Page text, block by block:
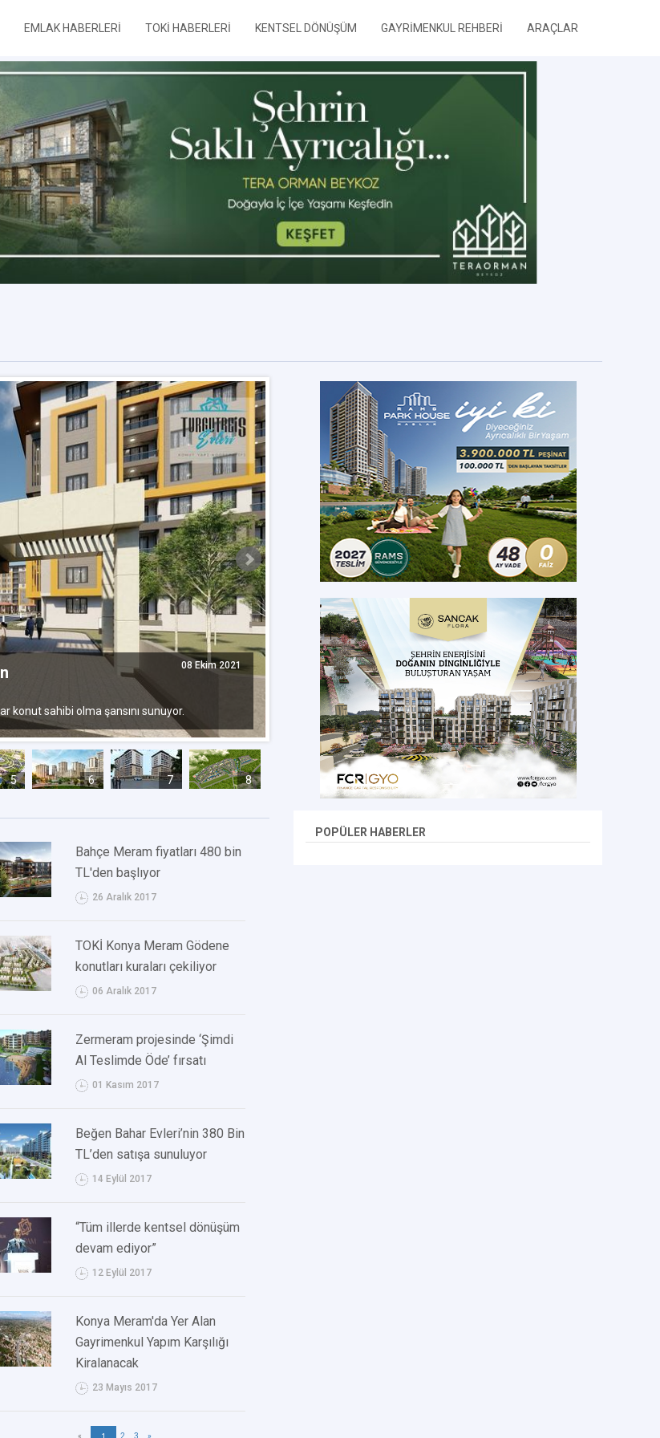
EMLAK HABERLERİ TOKİ HABERLERİ KENTSEL DÖNÜŞÜM GAYRİMENKUL REHBERİ ARAÇLAR
08 Ekim 2021
konut sahibi olma şansını sunuyor.
Konya'nın 3 ilçesinde gayrimenkuller satışa
sunuldu
Konya'da yatırım fırsatı sunuldu. Gayrimenkuller için satış ihalesi
5 6 7 8
Bahçe Meram fiyatları 480 bin
TL'den başlıyor
26 Aralık 2017
TOKİ Konya Meram Gödene
konutları kuraları çekiliyor
06 Aralık 2017
Zermeram projesinde ‘Şimdi
Al Teslimde Öde’ fırsatı
01 Kasım 2017
Beğen Bahar Evleri’nin 380 Bin
TL’den satışa sunuluyor
14 Eylül 2017
“Tüm illerde kentsel dönüşüm
devam ediyor”
12 Eylül 2017
Konya Meram'da Yer Alan
Gayrimenkul Yapım Karşılığı
Kiralanacak
23 Mayıs 2017
« 2 3 »
POPÜLER HABERLER